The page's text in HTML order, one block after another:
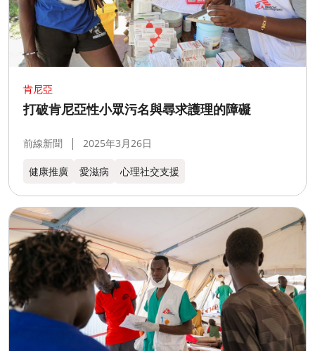
肯尼亞
打破肯尼亞性小眾污名與尋求護理的障礙
前線新聞 2025年3月26日
健康推廣 愛滋病 心理社交支援